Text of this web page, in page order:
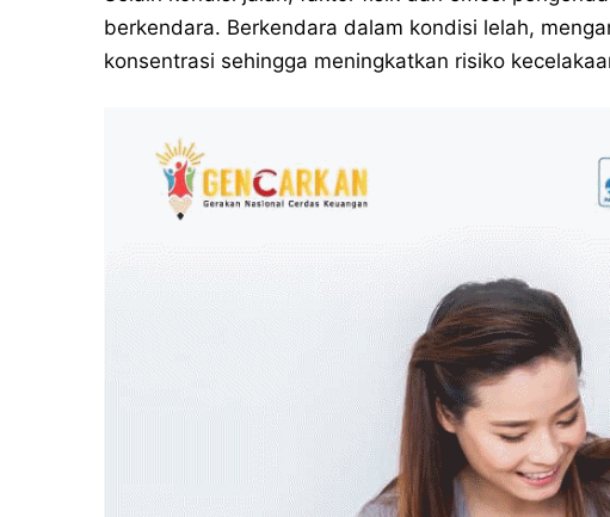
berkendara. Berkendara dalam kondisi lelah,
konsentrasi sehingga meningkatkan risiko